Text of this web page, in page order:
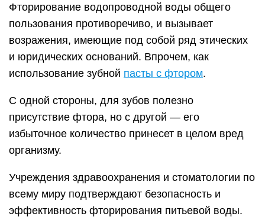
Фторирование водопроводной воды общего
пользования противоречиво, и вызывает
возражения, имеющие под собой ряд этических
и юридических оснований. Впрочем, как
использование зубной пасты с фтором.
С одной стороны, для зубов полезно
присутствие фтора, но с другой — его
избыточное количество принесет в целом вред
организму.
Учреждения здравоохранения и стоматологии по
всему миру подтверждают безопасность и
эффективность фторирования питьевой воды.